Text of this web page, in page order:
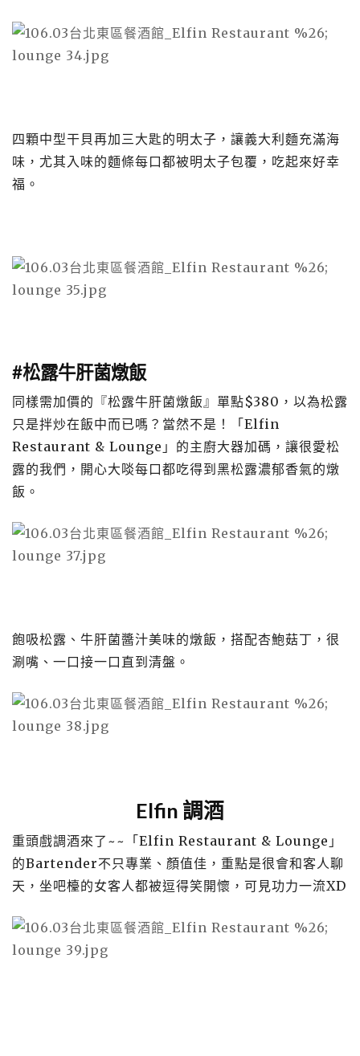
四顆中型干貝再加三大匙的明太子，讓義大利麵充滿海
味，尤其入味的麵條每口都被明太子包覆，吃起來好幸
福。
#松露牛肝菌燉飯
同樣需加價的『松露牛肝菌燉飯』單點$380，以為松露
只是拌炒在飯中而已嗎？當然不是！「Elfin
Restaurant & Lounge」的主廚大器加碼，讓很愛松
露的我們，開心大啖每口都吃得到黑松露濃郁香氣的燉
飯。
飽吸松露、牛肝菌醬汁美味的燉飯，搭配杏鮑菇丁，很
涮嘴、一口接一口直到清盤。
Elfin 調酒
重頭戲調酒來了~~「Elfin Restaurant & Lounge」
的Bartender不只專業、顏值佳，重點是很會和客人聊
天，坐吧檯的女客人都被逗得笑開懷，可見功力一流XD